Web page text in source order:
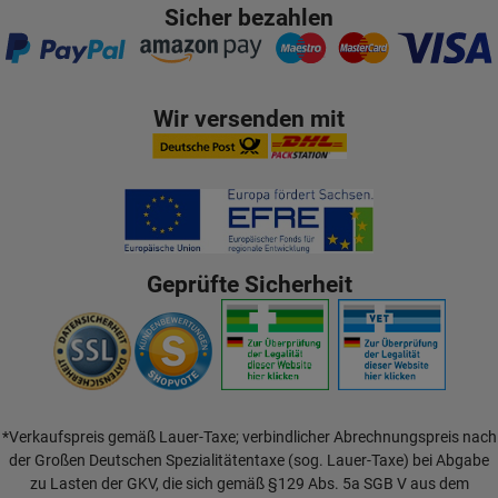
Sicher bezahlen
Wir versenden mit
Geprüfte Sicherheit
*Verkaufspreis gemäß Lauer-Taxe; verbindlicher Abrechnungspreis nach
der Großen Deutschen Spezialitätentaxe (sog. Lauer-Taxe) bei Abgabe
zu Lasten der GKV, die sich gemäß §129 Abs. 5a SGB V aus dem